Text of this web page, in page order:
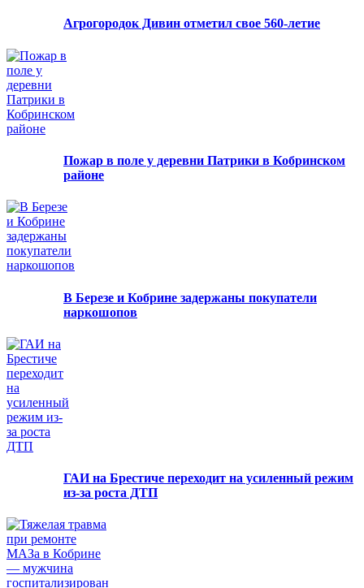
Агрогородок Дивин отметил свое 560-летие
Пожар в поле у деревни Патрики в Кобринском
районе
В Березе и Кобрине задержаны покупатели
наркошопов
ГАИ на Брестиче переходит на усиленный режим
из-за роста ДТП